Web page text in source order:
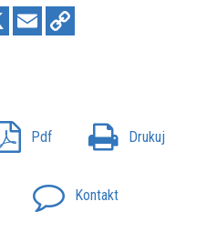
Pdf Drukuj
Kontakt